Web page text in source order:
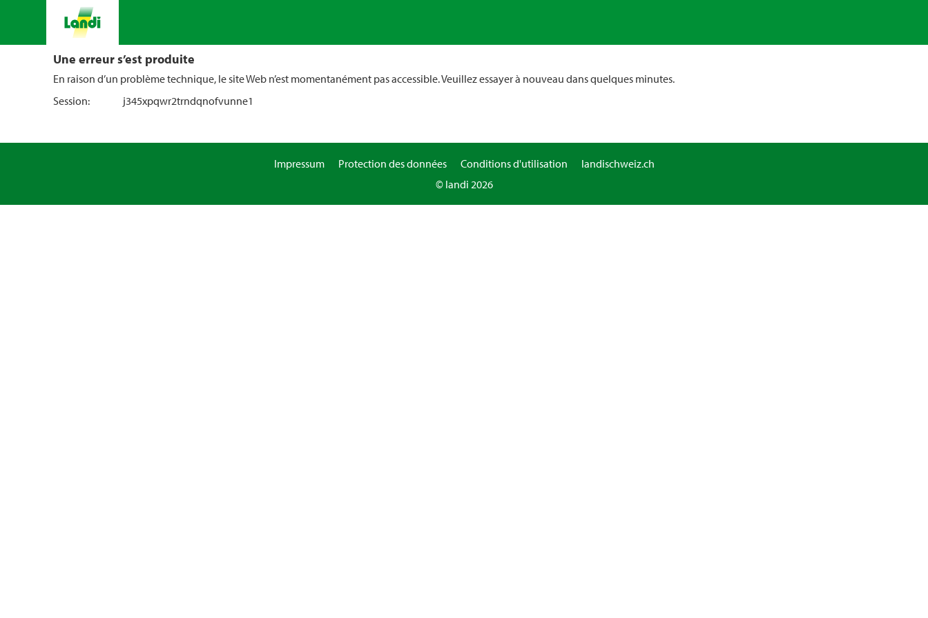
Une erreur s’est produite
En raison d’un problème technique, le site Web n’est momentanément pas accessible. Veuillez essayer à nouveau dans quelques minutes.
Session:
j345xpqwr2trndqnofvunne1
Impressum Protection des données Conditions d'utilisation
landischweiz.ch
© landi 2026